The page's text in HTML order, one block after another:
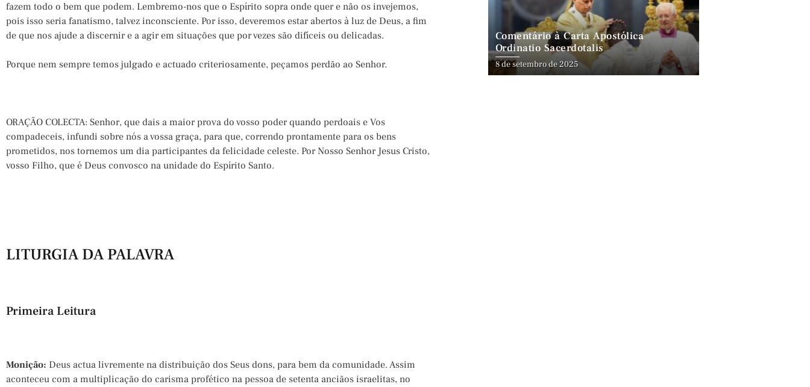
fazem todo o bem que podem. Lembremo-nos que o Espírito sopra onde quer e não os invejemos,
pois isso seria fanatismo, talvez inconsciente. Por isso, deveremos estar abertos à luz de Deus, a fim
de que nos ajude a discernir e a agir em situações que por vezes são difíceis ou delicadas.
Porque nem sempre temos julgado e actuado criteriosamente, peçamos perdão ao Senhor.
ORAÇÃO COLECTA: Senhor, que dais a maior prova do vosso poder quando perdoais e Vos
compadeceis, infundi sobre nós a vossa graça, para que, correndo prontamente para os bens
prometidos, nos tornemos um dia participantes da felicidade celeste. Por Nosso Senhor Jesus Cristo,
vosso Filho, que é Deus convosco na unidade do Espírito Santo.
LITURGIA DA PALAVRA
Primeira Leitura
Monição: Deus actua livremente na distribuição dos Seus dons, para bem da comunidade. Assim
aconteceu com a multiplicação do carisma profético na pessoa de setenta anciãos israelitas, no
Comentário à Carta Apostólica
Ordinatio Sacerdotalis
8 de setembro de 2025